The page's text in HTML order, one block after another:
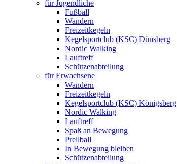
für Jugendliche
Fußball
Wandern
Freizeitkegeln
Kegelsportclub (KSC) Dünsberg
Nordic Walking
Lauftreff
Schützenabteilung
für Erwachsene
Wandern
Freizeitkegeln
Kegelsportclub (KSC) Königsberg
Nordic Walking
Lauftreff
Spaß an Bewegung
Prellball
In Bewegung bleiben
Schützenabteilung